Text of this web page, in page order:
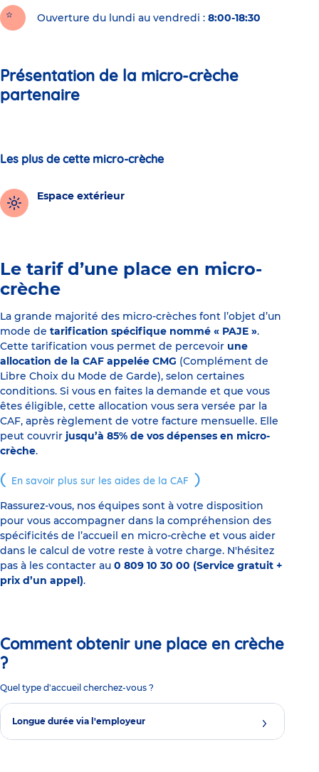
Ouverture du lundi au vendredi : 8:00-18:30
Présentation de la micro-crèche
partenaire
Les plus de cette micro-crèche
Espace extérieur
Le tarif d’une place en micro-
crèche
La grande majorité des micro-crèches font l’objet d’un
mode de tarification spécifique nommé « PAJE ».
Cette tarification vous permet de percevoir une
allocation de la CAF appelée CMG (Complément de
Libre Choix du Mode de Garde), selon certaines
conditions. Si vous en faites la demande et que vous
êtes éligible, cette allocation vous sera versée par la
CAF, après règlement de votre facture mensuelle. Elle
peut couvrir jusqu’à 85% de vos dépenses en micro-
crèche.
En savoir plus sur les aides de la CAF
Rassurez-vous, nos équipes sont à votre disposition
pour vous accompagner dans la compréhension des
spécificités de l’accueil en micro-crèche et vous aider
dans le calcul de votre reste à votre charge. N'hésitez
pas à les contacter au 0 809 10 30 00 (Service gratuit +
prix d’un appel).
Comment obtenir une place en crèche
?
Quel type d'accueil cherchez-vous ?
Longue durée via l'employeur